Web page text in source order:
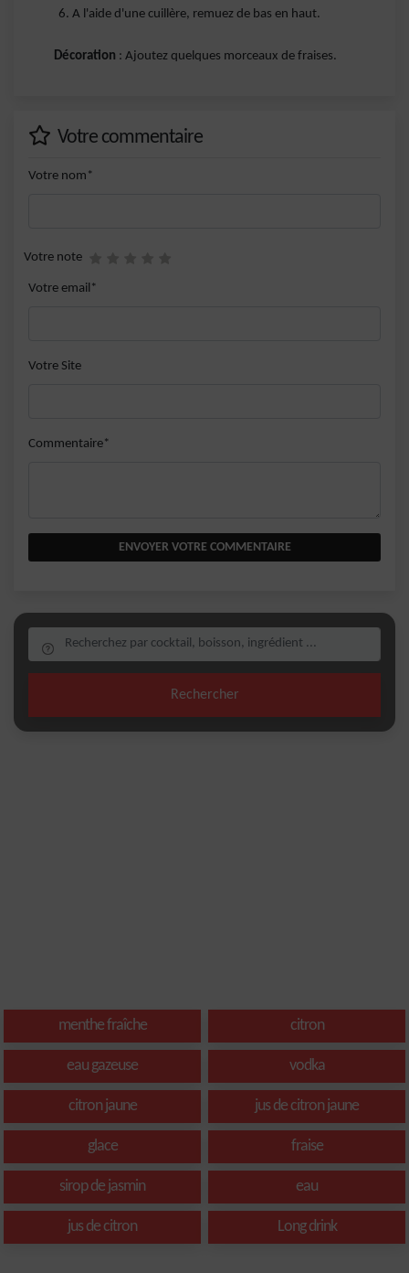
A l'aide d'une cuillère, remuez de bas en haut.
Décoration : Ajoutez quelques morceaux de fraises.
Votre commentaire
Votre nom*
Votre note
Votre email*
Votre Site
Commentaire*
ENVOYER VOTRE COMMENTAIRE
Rechercher
menthe fraîche citron
eau gazeuse vodka
citron jaune jus de citron jaune
glace fraise
sirop de jasmin eau
jus de citron Long drink